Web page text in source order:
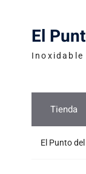
El
Inoxidable
Tienda
El Punto